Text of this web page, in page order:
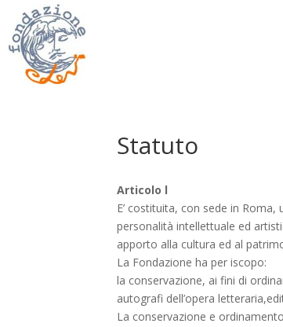
Statuto
Articolo l
E’ costituita, con sede in
personalità intellettuale ed
apporto alla cultura ed al
La Fondazione ha per iscopo:
la conservazione, ai fini di
autografi dell’opera
La conservazione e